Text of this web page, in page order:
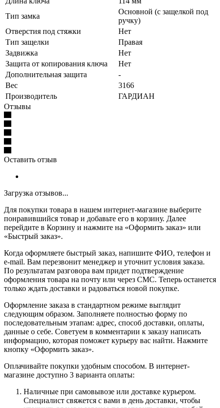
Тип замка
Основной (с защелкой под
ручку)
Отверстия под стяжки
Нет
Тип защелки
Правая
Задвижка
Нет
Защита от копирования ключа
Нет
Дополнительная защита
-
Вес
3166
Производитель
ГАРДИАН
Отзывы
Оставить отзыв
Загрузка отзывов...
Для покупки товара в нашем интернет-магазине выберите
понравившийся товар и добавьте его в корзину. Далее
перейдите в Корзину и нажмите на «Оформить заказ» или
«Быстрый заказ».
Когда оформляете быстрый заказ, напишите ФИО, телефон и
e-mail. Вам перезвонит менеджер и уточнит условия заказа.
По результатам разговора вам придет подтверждение
оформления товара на почту или через СМС. Теперь останется
только ждать доставки и радоваться новой покупке.
Оформление заказа в стандартном режиме выглядит
следующим образом. Заполняете полностью форму по
последовательным этапам: адрес, способ доставки, оплаты,
данные о себе. Советуем в комментарии к заказу написать
информацию, которая поможет курьеру вас найти. Нажмите
кнопку «Оформить заказ».
Оплачивайте покупки удобным способом. В интернет-
магазине доступно 3 варианта оплаты:
Наличные при самовывозе или доставке курьером.
Специалист свяжется с вами в день доставки, чтобы